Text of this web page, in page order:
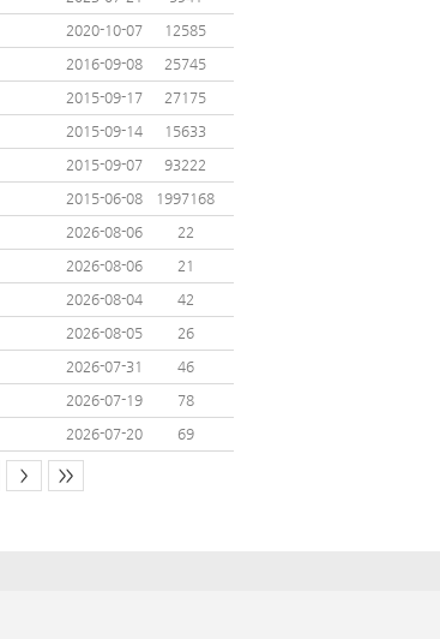
2020-10-07
12585
2016-09-08
25745
2015-09-17
27175
2015-09-14
15633
2015-09-07
93222
2015-06-08
1997168
2026-08-06
22
2026-08-06
21
2026-08-04
42
2026-08-05
26
2026-07-31
46
2026-07-19
78
2026-07-20 69
> >>